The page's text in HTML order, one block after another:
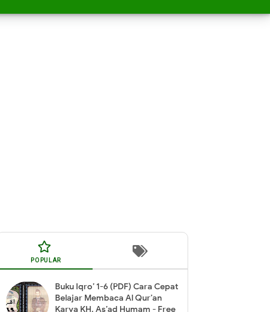
POPULAR
Buku Iqro’ 1-6 (PDF) Cara Cepat
Belajar Membaca Al Qur’an
Karya KH. As’ad Humam - Free